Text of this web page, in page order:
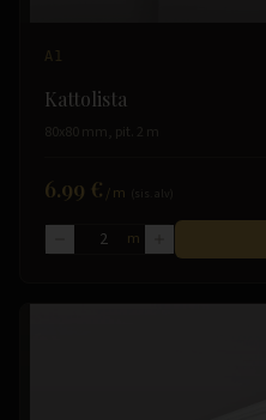
A1
Kattolista
80x80 mm, pit. 2 m
6.99 € /m
m